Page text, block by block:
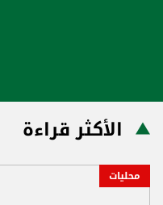
الأكثر قراءة
محليات